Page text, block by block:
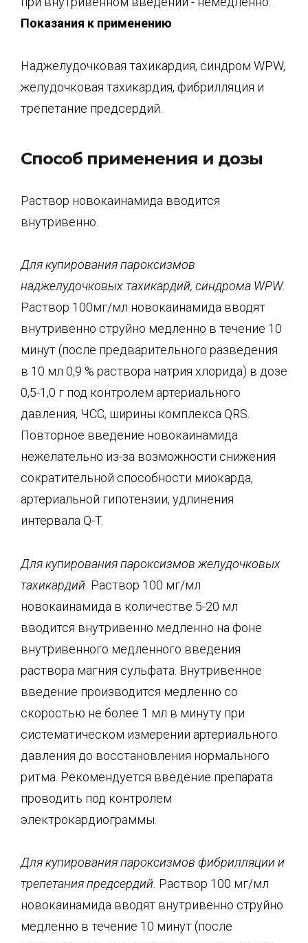
Показания к применению
Наджелудочковая тахикардия, синдром WPW,
желудочковая тахикардия, фибрилляция и
трепетание предсердий.
Способ применения и дозы
Раствор новокаинамида вводится
внутривенно.
Для купирования пароксизмов
наджелудочковых тахикардий, синдрома WPW.
Раствор 100мг/мл новокаинамида вводят
внутривенно струйно медленно в течение 10
минут (после предварительного разведения
в 10 мл 0,9 % раствора натрия хлорида) в дозе
0,5-1,0 г под контролем артериального
давления, ЧСС, ширины комплекса QRS.
Повторное введение новокаинамида
нежелательно из-за возможности снижения
сократительной способности миокарда,
артериальной гипотензии, удлинения
интервала Q-T.
Для купирования пароксизмов желудочковых
тахикардий. Раствор 100 мг/мл
новокаинамида в количестве 5-20 мл
вводится внутривенно медленно на фоне
внутривенного медленного введения
раствора магния сульфата. Внутривенное
введение производится медленно со
скоростью не более 1 мл в минуту при
систематическом измерении артериального
давления до восстановления нормального
ритма. Рекомендуется введение препарата
проводить под контролем
электрокардиограммы.
Для купирования пароксизмов фибрилляции и
трепетания предсердий. Раствор 100 мг/мл
новокаинамида вводят внутривенно струйно
медленно в течение 10 минут (после